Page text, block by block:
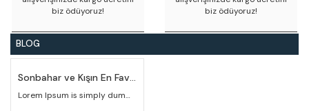
biz ödüyoruz!
biz ödüyoruz!
BLOG
Sonbahar ve Kışın En Favori Ürünleri
Lorem Ipsum is simply dummy text of the printing and typesetting industry. Lorem Ipsum has been the industry's standard dummy text ever since the 1500s, when an unknown